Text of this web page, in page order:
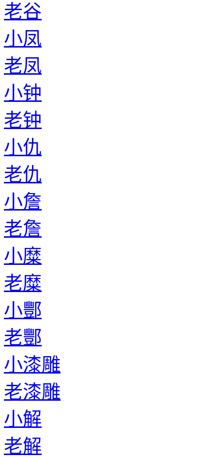
老谷
小凤
老凤
小钟
老钟
小仇
老仇
小詹
老詹
小糜
老糜
小酆
老酆
小漆雕
老漆雕
小解
老解